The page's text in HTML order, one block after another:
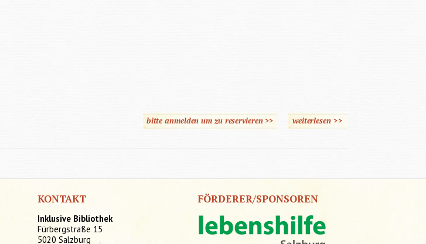
bitte anmelden um zu reservieren >> weiterlesen>>
KONTAKT
Inklusive Bibliothek
Fürbergstraße 15
5020 Salzburg
FÖRDERER/SPONSOREN